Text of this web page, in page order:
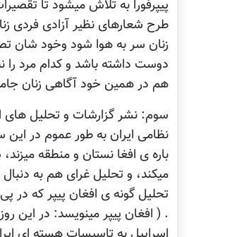
پیپرفوراً به تلاش میشود تا
طرح شعارهای نظیر آزادی فردی
زنان سر به هوا شود وخود شان
دوست داشته باشد و کدام مرد را
هم در همین خود آگاهی زنان
سوم: نشر گزارشات و تحلیل های
نظامی ایران به طور عموم در
باره ی افغا نستان و منطقه
میکند، و تحلیل غرای هم به
تحلیل گونه ی افغان پیپر که در
. ( افغان پیپر مینویسد: در این